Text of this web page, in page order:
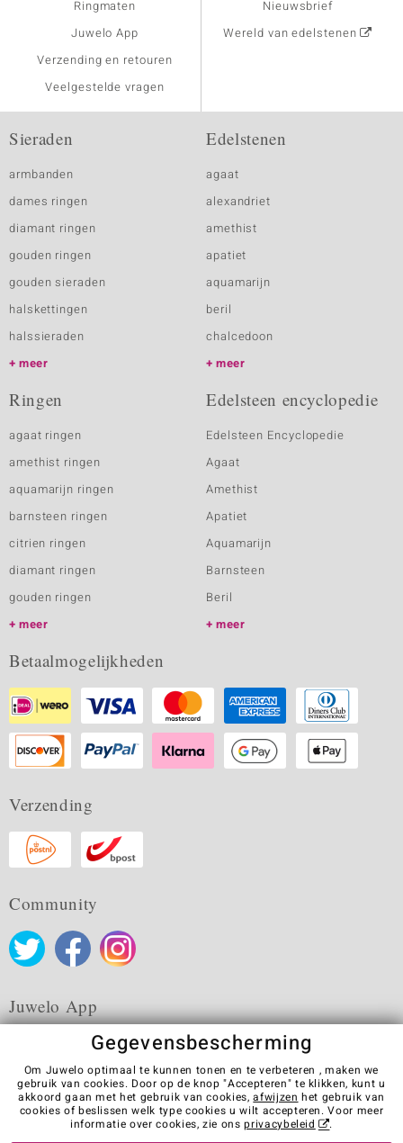
Ringmaten
Juwelo App
Verzending en retouren
Veelgestelde vragen
Nieuwsbrief
Wereld van edelstenen
Sieraden
armbanden
dames ringen
diamant ringen
gouden ringen
gouden sieraden
halskettingen
halssieraden
meer
Edelstenen
agaat
alexandriet
amethist
apatiet
aquamarijn
beril
chalcedoon
meer
Ringen
agaat ringen
amethist ringen
aquamarijn ringen
barnsteen ringen
citrien ringen
diamant ringen
gouden ringen
meer
Edelsteen encyclopedie
Edelsteen Encyclopedie
Agaat
Amethist
Apatiet
Aquamarijn
Barnsteen
Beril
meer
Betaalmogelijkheden
Verzending
Community
Juwelo App
Algemene verkoopvoorwaarden Privacybeleid
Cookies
Colofon
Contact Contract herroepen
Gegevensbescherming
Om Juwelo optimaal te kunnen tonen en te verbeteren , maken we
gebruik van cookies. Door op de knop "Accepteren" te klikken, kunt u
akkoord gaan met het gebruik van cookies,afwijzen het gebruik van
cookies of beslissen welk type cookies u wilt accepteren. Voor meer
informatie over cookies, zie onsprivacybeleid .